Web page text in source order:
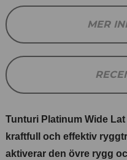
MER
Tunturi Platinum Wide
kraftfull och effektiv
aktiverar den övre rygg